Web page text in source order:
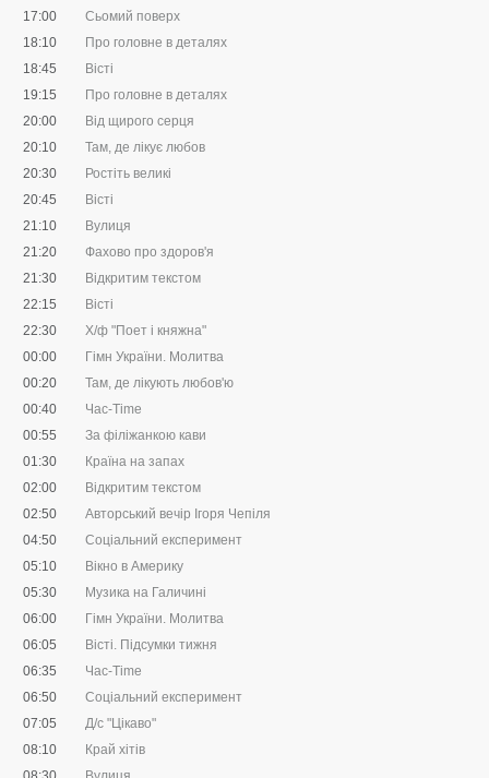
17:00
Сьомий поверх
18:10
Про головне в деталях
18:45
Вісті
19:15
Про головне в деталях
20:00
Від щирого серця
20:10
Там, де лікує любов
20:30
Ростіть великі
20:45
Вісті
21:10
Вулиця
21:20
Фахово про здоров'я
21:30
Відкритим текстом
22:15
Вісті
22:30
Х/ф "Поет і княжна"
00:00
Гімн України. Молитва
00:20
Там, де лікують любов'ю
00:40
Час-Time
00:55
За філіжанкою кави
01:30
Країна на запах
02:00
Відкритим текстом
02:50
Авторський вечір Ігоря Чепіля
04:50
Соціальний експеримент
05:10
Вікно в Америку
05:30
Музика на Галичині
06:00
Гімн України. Молитва
06:05
Вісті. Підсумки тижня
06:35
Час-Time
06:50
Соціальний експеримент
07:05
Д/с "Цікаво"
08:10
Край хітів